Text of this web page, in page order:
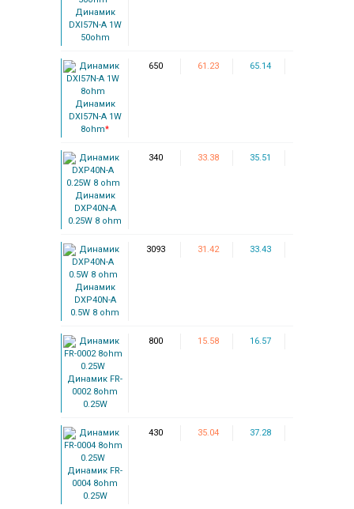
Динамик
DXI57N-A 1W
50ohm
Динамик
DXI57N-A 1W
8ohm*
650 61.23 65.14
Динамик
DXP40N-A
0.25W 8 ohm
340 33.38 35.51
Динамик
DXP40N-A
0.5W 8 ohm
3093 31.42 33.43
Динамик FR-
0002 8ohm
0.25W
800 15.58 16.57
Динамик FR-
0004 8ohm
0.25W
430 35.04 37.28